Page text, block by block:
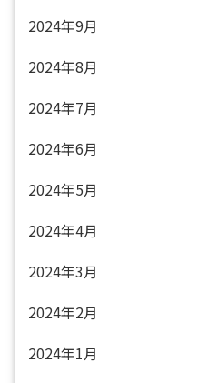
2024年9月
2024年8月
2024年7月
2024年6月
2024年5月
2024年4月
2024年3月
2024年2月
2024年1月